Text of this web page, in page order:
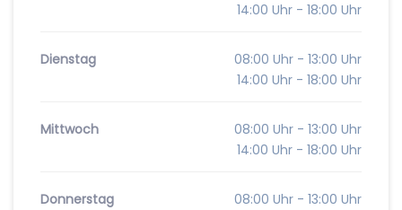
14:00 Uhr - 18:00 Uhr
Dienstag
08:00 Uhr - 13:00 Uhr
14:00 Uhr - 18:00 Uhr
Mittwoch
08:00 Uhr - 13:00 Uhr
14:00 Uhr - 18:00 Uhr
Donnerstag
08:00 Uhr - 13:00 Uhr